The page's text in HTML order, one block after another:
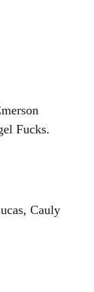
Fucks.
Cauly